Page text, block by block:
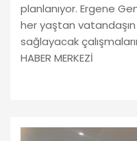
planlanıyor. Ergene
her yaştan vatandaşın
sağlayacak
HABER MERKEZİ